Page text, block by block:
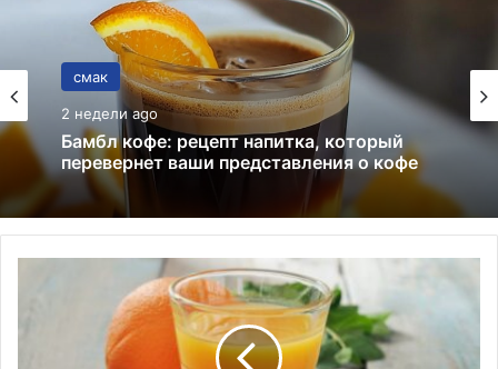
смак
2 недели ago
Бамбл кофе: рецепт напитка, который
перевернет ваши представления о кофе
смак
02.05.2026
Что такое ирландское масло? Польза,
вкус, история